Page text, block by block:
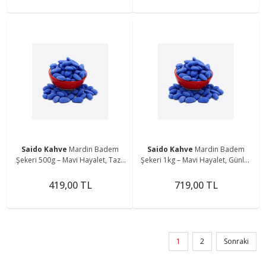
Saido Kahve Mardin Badem
Şekeri 500g – Mavi Hayalet, Taze
419,00 TL
Saido Kahve Mardin Badem
Şekeri 1kg – Mavi Hayalet, Günlük
719,00 TL
1 2 Sonraki